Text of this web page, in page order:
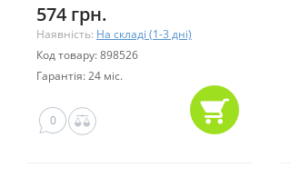
574 грн.
Наявність: На складі (1-3 дні)
Код товару: 898526
Гарантія: 24 міс.
0